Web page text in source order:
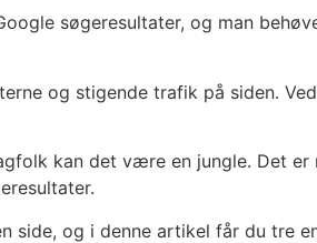
søgeresultater, og man
og stigende trafik på siden.
kan det være en jungle. Det
og i denne artikel får du tre